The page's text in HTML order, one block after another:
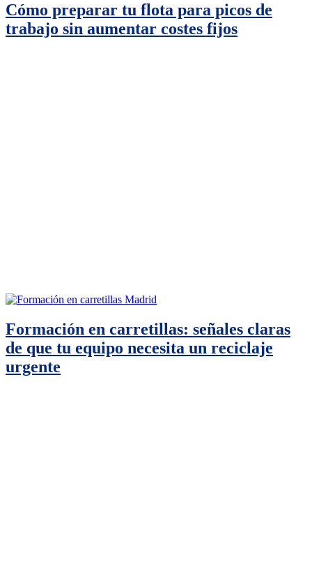
Cómo preparar tu flota para picos de
trabajo sin aumentar costes fijos
Formación en carretillas: señales claras
de que tu equipo necesita un reciclaje
urgente